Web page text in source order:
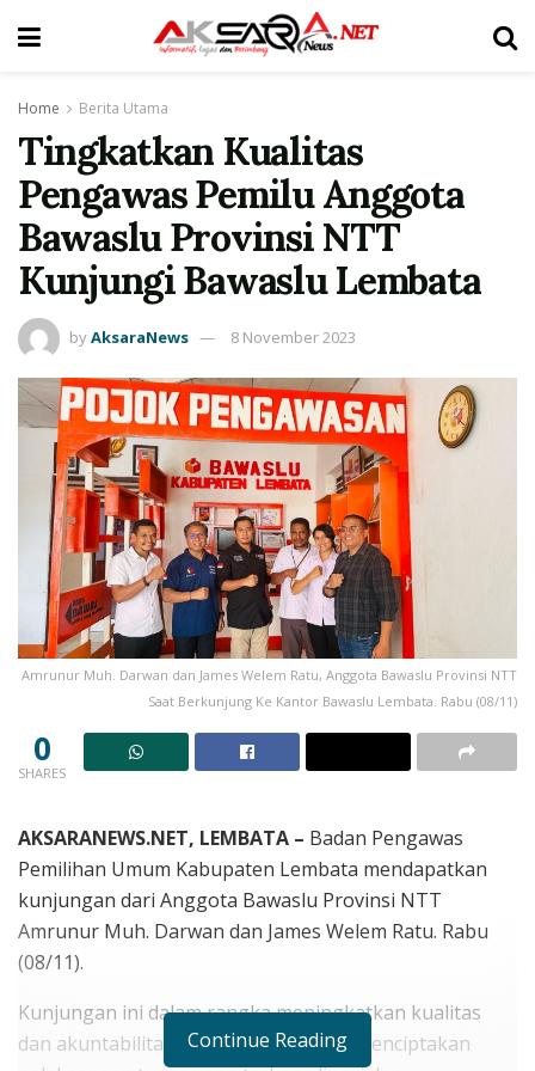
Home Berita Utama
Tingkatkan Kualitas
Pengawas Pemilu Anggota
Bawaslu Provinsi NTT
Kunjungi Bawaslu Lembata
byAksaraNews 8 November 2023
Amrunur Muh. Darwan dan James Welem Ratu, Anggota Bawaslu Provinsi NTT
Saat Berkunjung Ke Kantor Bawaslu Lembata. Rabu (08/11)
0
SHARES
AKSARANEWS.NET, LEMBATA – Badan Pengawas
Pemilihan Umum Kabupaten Lembata mendapatkan
kunjungan dari Anggota Bawaslu Provinsi NTT
Amrunur Muh. Darwan dan James Welem Ratu. Rabu
(08/11).
Kunjungan ini dalam rangka meningkatkan kualitas
dan akuntabilitas kinerja serta untuk menciptakan
Continue Reading